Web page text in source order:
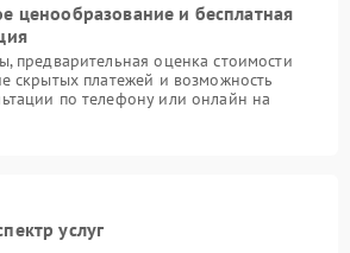
ценообразование и бесплатная
предварительная оценка стоимости
скрытых платежей и возможность
по телефону или онлайн на
услуг